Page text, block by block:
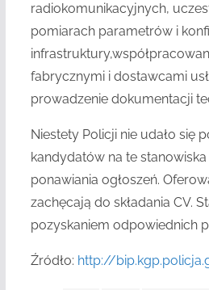
radiokomunikacyjnych,
pomiarach parametrów i
fabrycznymi i dostawcami
prowadzenie dokumentacji
Niestety Policji nie udało się
kandydatów na te
ponawiania ogłoszeń.
zachęcają do składania CV.
pozyskaniem odpowiednich
Źródło: http://